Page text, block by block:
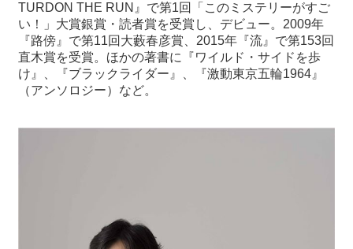
TURDON THE RUN 』で第1回「このミステリーがすご
い！」大賞銀賞・読者賞を受賞し、デビュー。 2009年
『路傍』で第11回大藪春彦賞、 2015年『流』で第153回
直木賞を受賞。ほかの著書に『ワイルド・サイドを歩
け』、『ブラックライダー』、『激動東京五輪1964 』
（アンソロジー）など。